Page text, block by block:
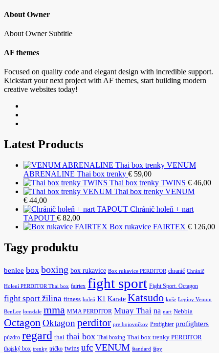
About Owner
About Owner Subtitle
AF themes
Focused on quality code and elegant design with incredible support.
Kickstart your next project with AF themes, start building modern
creative websites today!
Latest Products
VENUM
ABRENALINE Thai box trenky € 59,00
Thai box trenky TWINS € 46,00
Thai box trenky VENUM
€ 44,00
Chránič holeň + nart
TAPOUT € 82,00
Box rukavice FAIRTEX € 126,00
Tagy produktu
benlee box boxing box rukavice Box rukavice PERDITOR chranič Chránič
Holení PERDITOR Thai box fairtex fight sport Fight Sport. Octagon
fight sport žilina fitness holeň K1 Karate Katsudo kuše Legíny Venum
BenLee lonsdale mma MMA PERDITOR Muay Thai na nart Nebbia
OctagonOktagon perditor pre bojovníkov Profighter profighters
púzdro regard thai thai box Thai boxing Thai box trenky PERDITOR
thajský box trenky tričko twins ufcVENUM štandard šípy